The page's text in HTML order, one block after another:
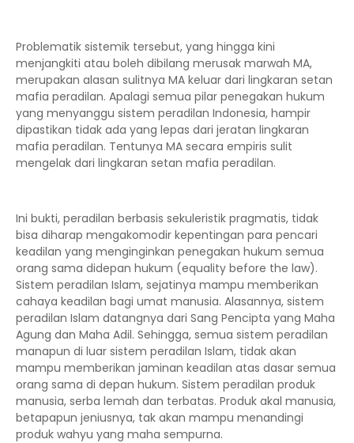
Problematik sistemik tersebut, yang hingga kini
menjangkiti atau boleh dibilang merusak marwah MA,
merupakan alasan sulitnya MA keluar dari lingkaran setan
mafia peradilan. Apalagi semua pilar penegakan hukum
yang menyanggu sistem peradilan Indonesia, hampir
dipastikan tidak ada yang lepas dari jeratan lingkaran
mafia peradilan. Tentunya MA secara empiris sulit
mengelak dari lingkaran setan mafia peradilan.
Ini bukti, peradilan berbasis sekuleristik pragmatis, tidak
bisa diharap mengakomodir kepentingan para pencari
keadilan yang menginginkan penegakan hukum semua
orang sama didepan hukum (equality before the law).
Sistem peradilan Islam, sejatinya mampu memberikan
cahaya keadilan bagi umat manusia. Alasannya, sistem
peradilan Islam datangnya dari Sang Pencipta yang Maha
Agung dan Maha Adil. Sehingga, semua sistem peradilan
manapun di luar sistem peradilan Islam, tidak akan
mampu memberikan jaminan keadilan atas dasar semua
orang sama di depan hukum. Sistem peradilan produk
manusia, serba lemah dan terbatas. Produk akal manusia,
betapapun jeniusnya, tak akan mampu menandingi
produk wahyu yang maha sempurna.